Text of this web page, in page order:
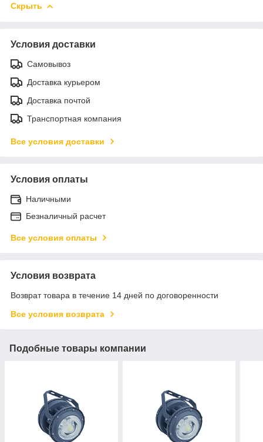
Скрыть
Условия доставки
Самовывоз
Доставка курьером
Доставка почтой
Транспортная компания
Все условия доставки
Условия оплаты
Наличными
Безналичный расчет
Все условия оплаты
Условия возврата
Возврат товара в течение 14 дней по договоренности
Все условия возврата
Подобные товары компании